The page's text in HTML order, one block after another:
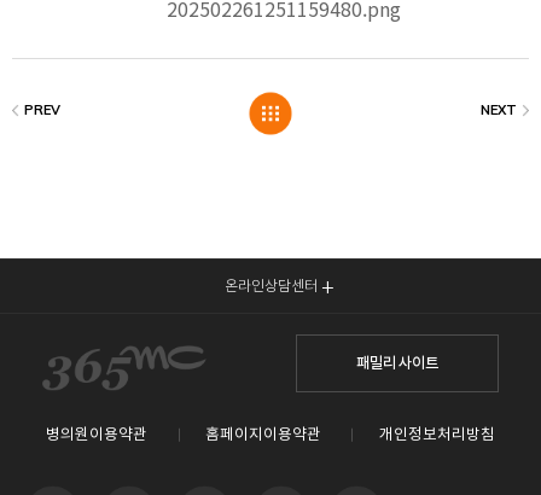
온라인상담센터
패밀리 사이트
병의원이용약관 홈페이지이용약관 개인정보처리방침